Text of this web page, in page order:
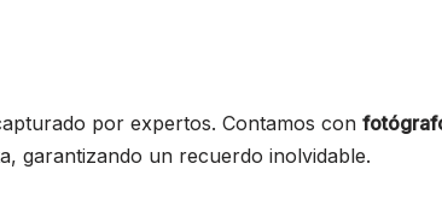
por expertos. Contamos con
garantizando un recuerdo inolvidable.